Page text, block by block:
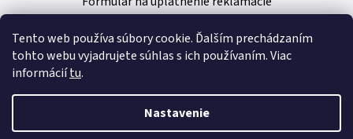
Tento web používa súbory cookie. Ďalším prechádzaním
tohto webu vyjadrujete súhlas s ich používaním. Viac
informáciítu.
Nastavenie
Vytvoril Shoptet |Nakódoval Pavel Kuneš